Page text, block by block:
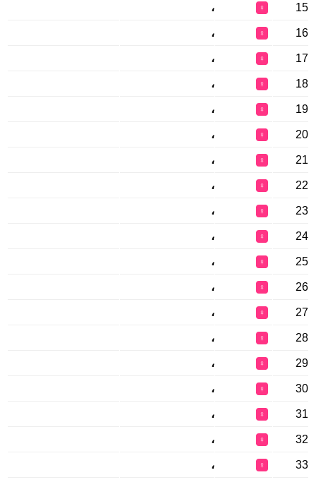
15
♀ ،
16
♀ ،
17
♀ ،
18
♀ ،
19
♀ ،
20
♀ ،
21
♀ ،
22
♀ ،
23
♀ ،
24
♀ ،
25
♀ ،
26
♀ ،
27
♀ ،
28
♀ ،
29
♀ ،
30
♀ ،
31
♀ ،
32
♀ ،
33
♀ ،